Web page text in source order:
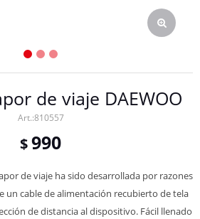
de viaje DAEWOO
810557
$990
de viaje ha sido desarrollada por razones
un cable de alimentación recubierto de tela
de distancia al dispositivo. Fácil llenado